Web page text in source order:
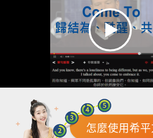
怎麼使用希平